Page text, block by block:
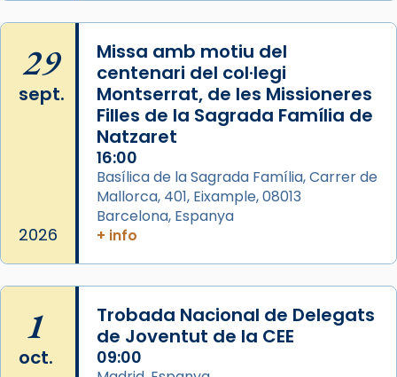
29
sept.
2026
Missa amb motiu del
centenari del col·legi
Montserrat, de les Missioneres
Filles de la Sagrada Família de
Natzaret
16:00
Basílica de la Sagrada Família, Carrer de
Mallorca, 401, Eixample, 08013
Barcelona, Espanya
+ info
1
oct.
Trobada Nacional de Delegats
de Joventut de la CEE
09:00